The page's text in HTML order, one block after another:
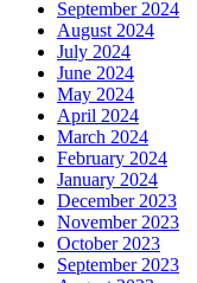
September 2024
August 2024
July 2024
June 2024
May 2024
April 2024
March 2024
February 2024
January 2024
December 2023
November 2023
October 2023
September 2023